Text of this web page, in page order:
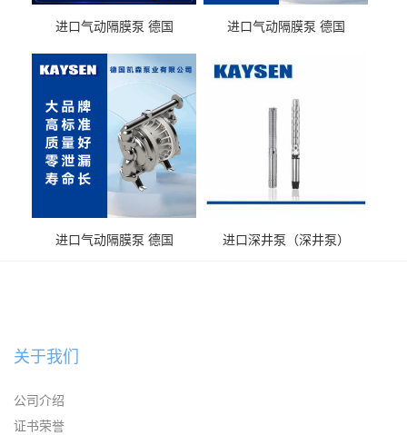
进口气动隔膜泵 德国
送气动泵
进口气动隔膜泵 德国
输送
进口气动隔膜泵 德国
进口深井泵（深井泵）
关于我们
公司介绍
证书荣誉